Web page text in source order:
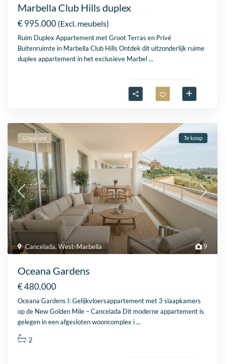
Marbella Club Hills duplex
€ 995.000 (Excl. meubels)
Ruim Duplex Appartement met Groot Terras en Privé
Buitenruimte in Marbella Club Hills Ontdek dit uitzonderlijk ruime
duplex appartement in het exclusieve Marbel...
9
Cancelada,West-Marbella
Uitgelicht Te koop
Oceana Gardens
€ 480.000
Oceana Gardens I: Gelijkvloersappartement met 3 slaapkamers
op de New Golden Mile – Cancelada Dit moderne appartement is
gelegen in een afgesloten wooncomplex i...
2